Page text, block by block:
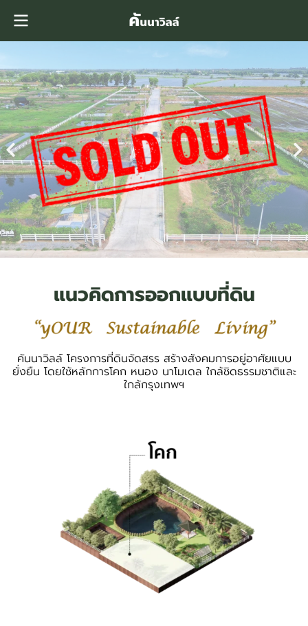
แนวคิดการออกแบบที่ดิน
คันนาวิลล์ โครงการที่ดินจัดสรร สร้างสังคมการอยู่อาศัยแบบ
ยั่งยืน โดยใช้หลักการโคก หนอง นาโมเดล ใกล้ชิดธรรมชาติและ
ใกล้กรุงเทพฯ